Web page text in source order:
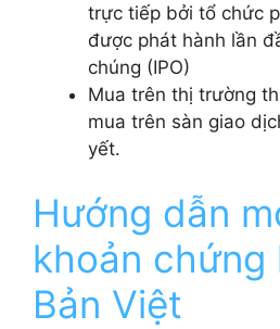
trực tiếp bởi tổ chức
được phát hành lần
chúng (IPO)
Mua trên thị trường
mua trên sàn giao
yết.
Hướng dẫn
khoản chứng
Bản Việt